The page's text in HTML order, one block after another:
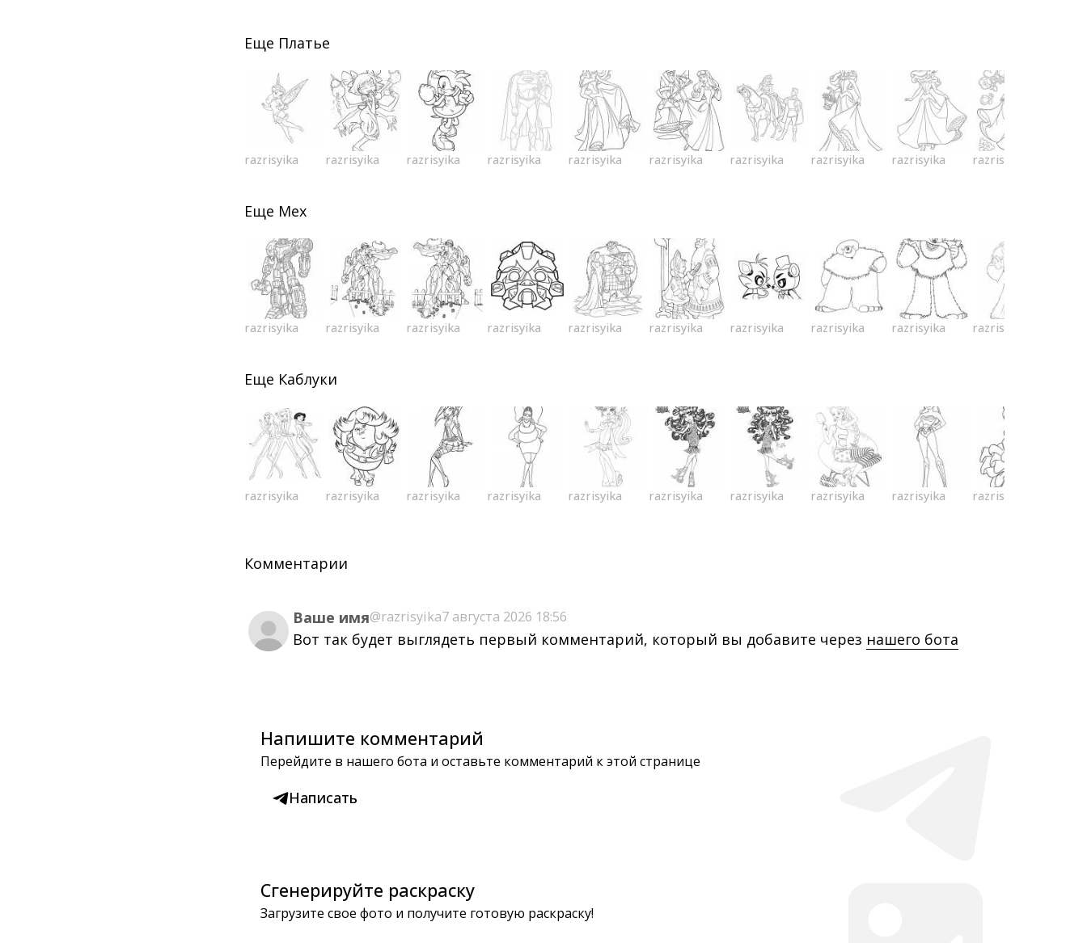
Еще Платье
razrisyika razrisyika razrisyika razrisyika razrisyika razrisyika razrisyika razrisyika razrisyika razrisyika
Еще Мех
razrisyika razrisyika razrisyika razrisyika razrisyika razrisyika razrisyika razrisyika razrisyika razrisyika
Еще Каблуки
razrisyika razrisyika razrisyika razrisyika razrisyika razrisyika razrisyika razrisyika razrisyika razrisyika
Комментарии
Ваше имя@razrisyika7 августа 2026 18:56
Вот так будет выглядеть первый комментарий, который вы добавите через нашего бота
Напишите комментарий
Перейдите в нашего бота и оставьте комментарий к этой странице
Написать
Сгенерируйте раскраску
Загрузите свое фото и получите готовую раскраску!